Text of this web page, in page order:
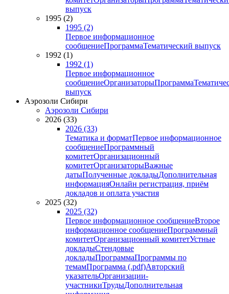
выпуск
1995 (2)
1995 (2)
Первое информационное
сообщениеПрограммаТематический выпуск
1992 (1)
1992 (1)
Первое информационное
сообщениеОрганизаторыПрограмма
выпуск
Аэрозоли Сибири
Аэрозоли Сибири
2026 (33)
2026 (33)
Тематика и форматПервое информационное
сообщениеПрограммный
комитетОрганизационный
комитетОрганизаторыВажные
датыПолученные докладыДополнительная
информацияОнлайн регистрация, приём
докладов и оплата участия
2025 (32)
2025 (32)
Первое информационное сообщениеВторое
информационное сообщениеПрограммный
комитетОрганизационный комитетУстные
докладыСтендовые
докладыПрограммаПрограммы по
темамПрограмма (.pdf)Авторский
указательОрганизации-
участникиТрудыДополнительная